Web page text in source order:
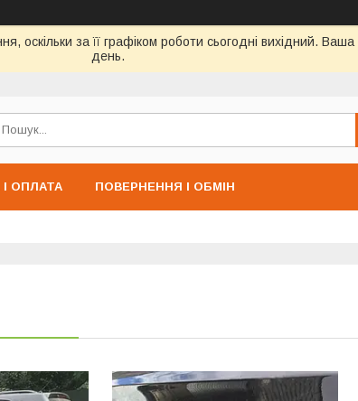
оскільки за її графіком роботи сьогодні вихідний.
день.
ОПЛАТА ПОВЕРНЕННЯ І ОБМІН